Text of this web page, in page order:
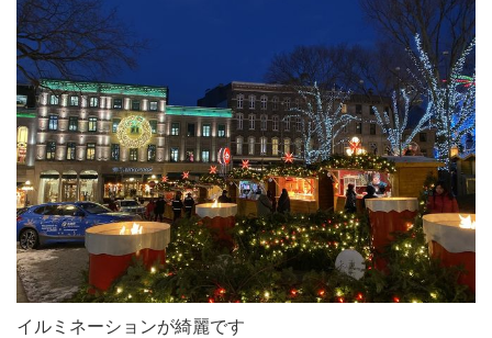
イルミネーションが綺麗です